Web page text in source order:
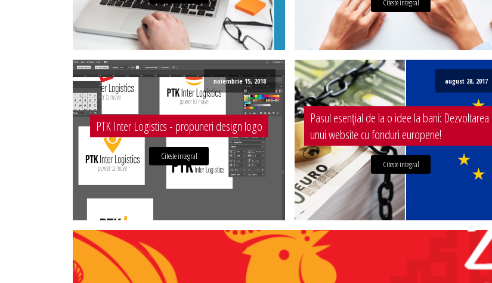
Citeste integral
noiembrie 15, 2018
PTK Inter Logistics - propuneri design logo
Citeste integral
august 28, 2017
Pasul esențial de la o idee la bani: Dezvoltarea
unui website cu fonduri europene!
Citeste integral